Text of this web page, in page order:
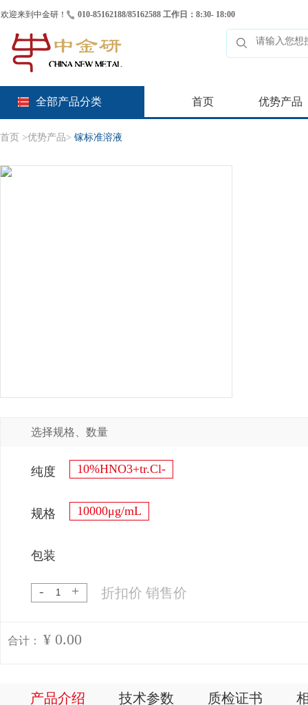
欢迎来到中金研！ 010-85162188/85162588 工作日：8:30- 18:00
全部产品分类 首页 优势产品
首页 >优势产品> 镓标准溶液
选择规格、数量
纯度 10%HNO3+tr.Cl-
规格 10000μg/mL
包装
- + 折扣价 销售价
合计： ¥ 0.00
产品介绍 技术参数 质检证书